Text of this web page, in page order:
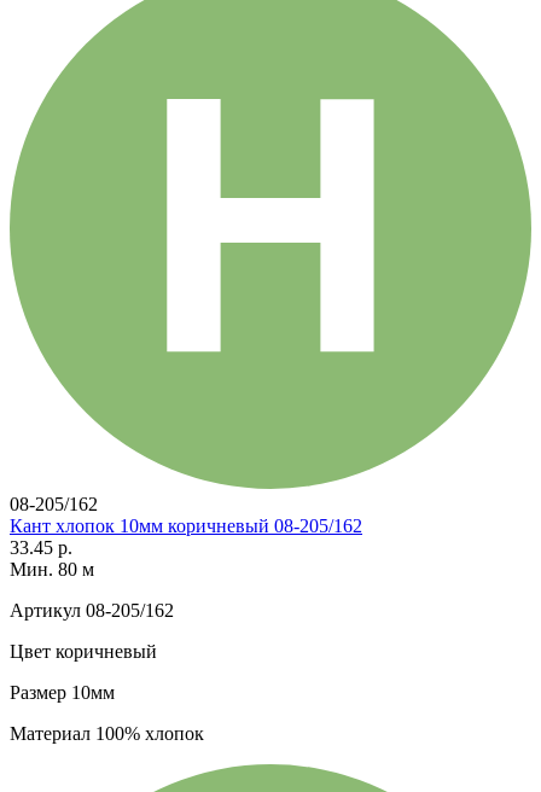
08-205/162
Кант хлопок 10мм коричневый 08-205/162
33.45 р.
Мин. 80 м
Артикул 08-205/162
Цвет коричневый
Размер 10мм
Материал 100% хлопок